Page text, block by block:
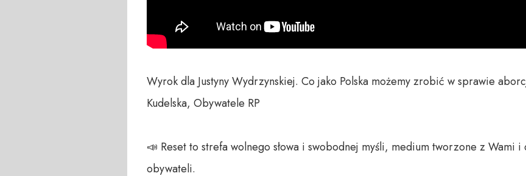
Wyrok dla Justyny Wydrzynskiej. Co jako Polska możemy zrobić w sprawie
Kudelska, Obywatele RP
📣 Reset to strefa wolnego słowa i swobodnej myśli, medium tworzone z Wami
obywateli.